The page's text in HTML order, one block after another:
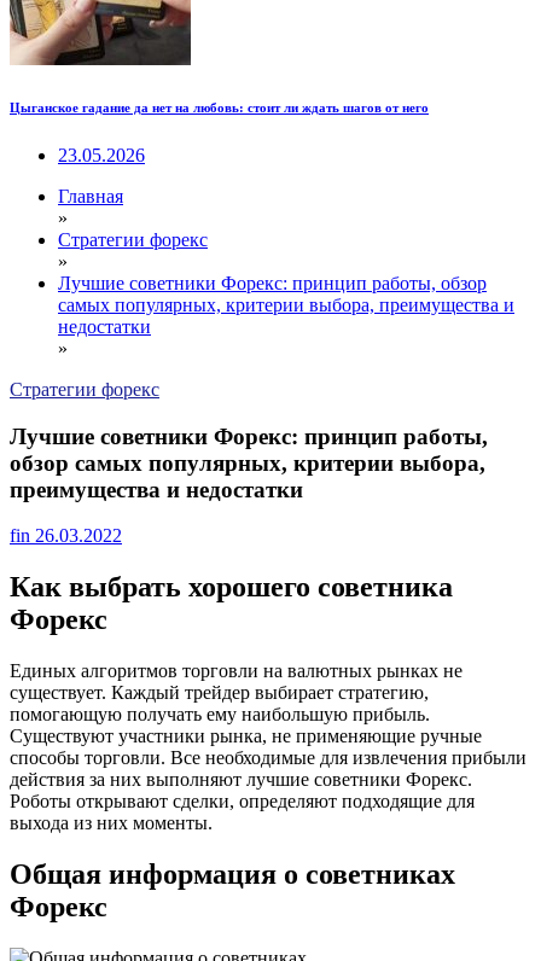
Цыганское гадание да нет на любовь: стоит ли ждать шагов от него
23.05.2026
Главная
»
Стратегии форекс
»
Лучшие советники Форекс: принцип работы, обзор
самых популярных, критерии выбора, преимущества и
недостатки
»
Стратегии форекс
Лучшие советники Форекс: принцип работы,
обзор самых популярных, критерии выбора,
преимущества и недостатки
fin 26.03.2022
Как выбрать хорошего советника
Форекс
Единых алгоритмов торговли на валютных рынках не
существует. Каждый трейдер выбирает стратегию,
помогающую получать ему наибольшую прибыль.
Существуют участники рынка, не применяющие ручные
способы торговли. Все необходимые для извлечения прибыли
действия за них выполняют лучшие советники Форекс.
Роботы открывают сделки, определяют подходящие для
выхода из них моменты.
Общая информация о советниках
Форекс